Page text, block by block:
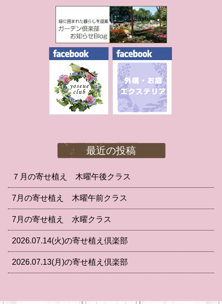
最近の投稿
７月の寄せ植え 木曜午後クラス
7月の寄せ植え 木曜午前クラス
7月の寄せ植え 水曜クラス
2026.07.14(火)の寄せ植え倶楽部
2026.07.13(月)の寄せ植え倶楽部